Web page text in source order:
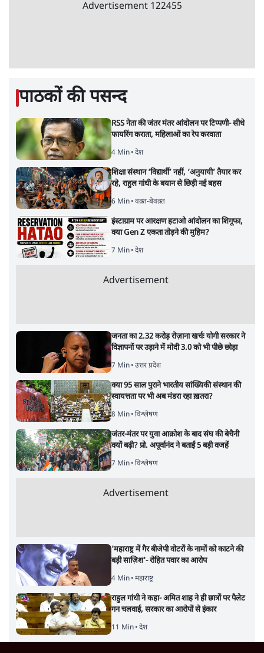
Advertisement 122455
पाठकों की पसन्द
RSS नेता की जंतर मंतर आंदोलन पर टिप्पणी- सीधे
फायरिंग कराता, महिलाओं का रेप करवाता
4 Min• देश
शिक्षा संस्थान ‘विद्यार्थी’ नहीं, ‘अनुयायी’ तैयार कर
रहे, राहुल गांधी के बयान से छिड़ी नई बहस
6 Min• वक़्त-बेवक़्त
इंस्टाग्राम पर आरक्षण हटाओ आंदोलन का शिगूफा,
क्या Gen Z एकता तोड़ने की मुहिम?
7 Min• देश
Advertisement
जनता का 2.32 करोड़ रोज़ाना खर्चः योगी सरकार ने
विज्ञापनों पर उड़ाने में मोदी 3.0 को भी पीछे छोड़ा
7 Min• उत्तर प्रदेश
क्या 95 साल पुराने भारतीय सांख्यिकी संस्थान की
स्वायत्तता पर भी अब मंडरा रहा ख़तरा?
8 Min• विश्लेषण
जंतर-मंतर पर युवा आक्रोश के बाद संघ की बेचैनी
क्यों बढ़ी? प्रो. अपूर्वानंद ने बताईं 5 बड़ी वजहें
7 Min• विश्लेषण
Advertisement
'महाराष्ट्र में गैर बीजेपी वोटरों के नामों को काटने की
बड़ी साज़िश'- रोहित पवार का आरोप
4 Min• महाराष्ट्र
राहुल गांधी ने कहा- अमित शाह ने ही छात्रों पर पैलेट
गन चलवाई, सरकार का आरोपों से इंकार
11 Min• देश